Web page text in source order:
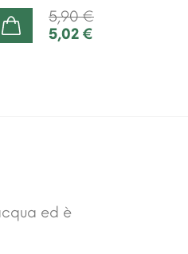
5,90 €
5,02 €
ed è